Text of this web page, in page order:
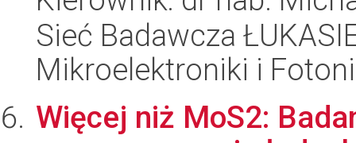
Sieć Badawcza
Mikroelektroniki i
Więcej niż MoS2: